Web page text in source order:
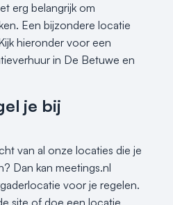
erg belangrijk om
Een bijzondere locatie
hieronder voor een
in De Betuwe en
je bij
van al onze locaties die je
Dan kan meetings.nl
voor je regelen.